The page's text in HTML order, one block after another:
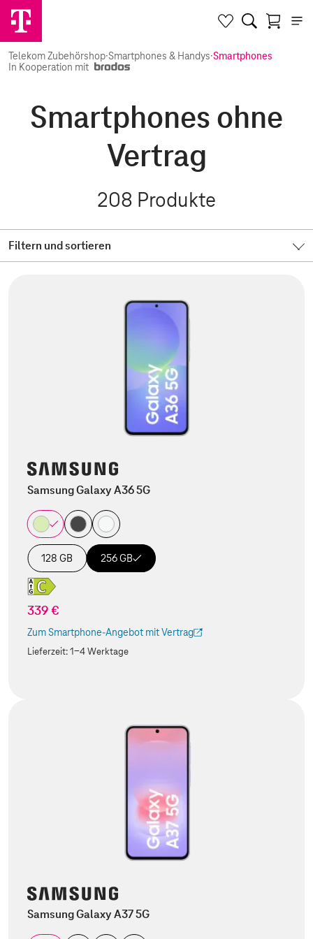
Telekom Zubehörshop·Smartphones & Handys·Smartphones
In Kooperation mit
Smartphones ohne
Vertrag
208 Produkte
Filtern und sortieren
Samsung Galaxy A36 5G
128 GB 256 GB
339 €
Zum Smartphone-Angebot mit Vertrag
(Der Link wird in einem neuen Tab geöffnet)
Lieferzeit:1-4 Werktage
Samsung Galaxy A37 5G